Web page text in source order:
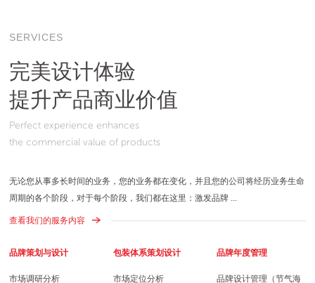
SERVICES
完美设计体验
提升产品商业价值
Perfect experience enhances
the commercial value of products
无论您从事多长时间的业务，您的业务都在变化，并且您的公司将经历业务生命
周期的各个阶段，对于每个阶段，我们都在这里：激发品牌 ...
查看我们的服务内容
品牌策划与设计
市场调研分析
包装体系策划设计
市场定位分析
品牌年度管理
品牌设计管理（节气海